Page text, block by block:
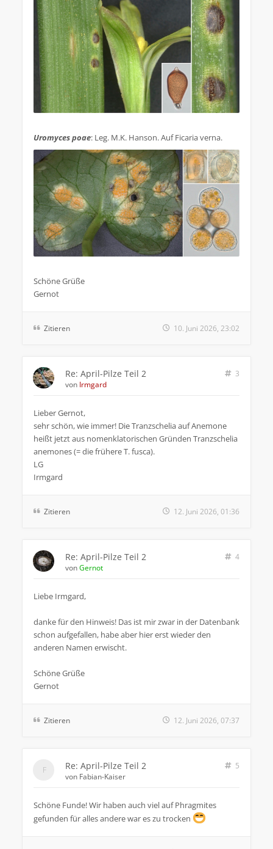
Uromyces poae: Leg. M.K. Hanson. Auf Ficaria verna.
Schöne Grüße
Gernot
Zitieren 10. Juni 2026, 23:02
Re: April-Pilze Teil 2
3
von Irmgard
Lieber Gernot,
sehr schön, wie immer! Die Tranzschelia auf Anemone
heißt jetzt aus nomenklatorischen Gründen Tranzschelia
anemones (= die frühere T. fusca).
LG
Irmgard
Zitieren 12. Juni 2026, 01:36
Re: April-Pilze Teil 2
4
vonGernot
Liebe Irmgard,
danke für den Hinweis! Das ist mir zwar in der Datenbank
schon aufgefallen, habe aber hier erst wieder den
anderen Namen erwischt.
Schöne Grüße
Gernot
Zitieren 12. Juni 2026, 07:37
Re: April-Pilze Teil 2
5
von Fabian-Kaiser
Schöne Funde! Wir haben auch viel auf Phragmites
gefunden für alles andere war es zu trocken